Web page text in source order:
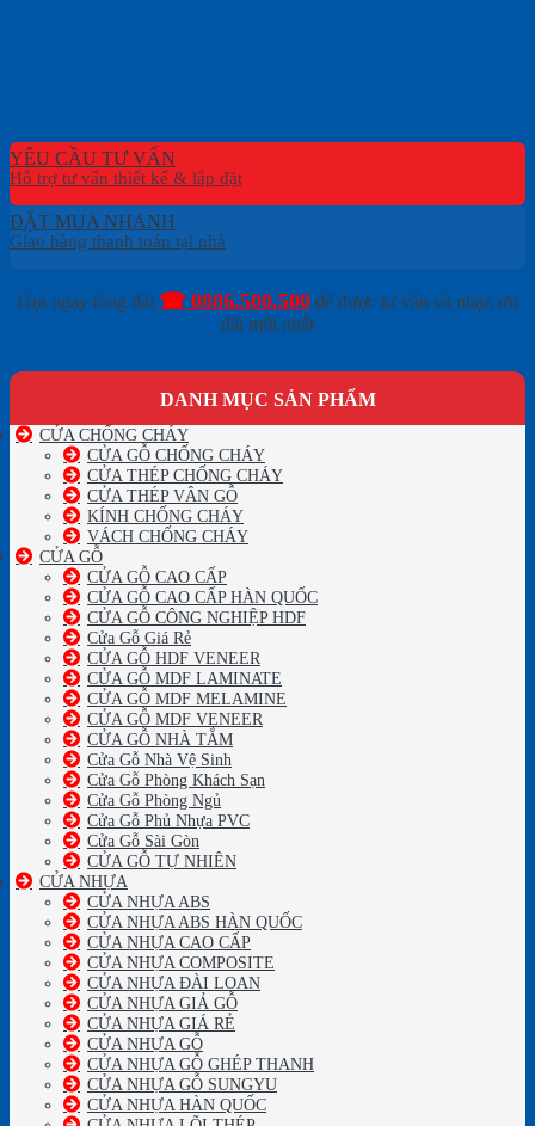
YÊU CẦU TƯ VẤN
ĐẶT MUA NHANH
Gọi ngay tổng đài ☎ 0886.500.500để được tư vấn và nhận ưu
đãi mới nhất
DANH MỤC SẢN PHẨM
CỬA CHỐNG CHÁY
CỬA GỖ CHỐNG CHÁY
CỬA THÉP CHỐNG CHÁY
CỬA THÉP VÂN GỖ
KÍNH CHỐNG CHÁY
VÁCH CHỐNG CHÁY
CỬA GỖ
CỬA GỖ CAO CẤP
CỬA GỖ CAO CẤP HÀN QUỐC
CỬA GỖ CÔNG NGHIỆP HDF
Cửa Gỗ Giá Rẻ
CỬA GỖ HDF VENEER
CỬA GỖ MDF LAMINATE
CỬA GỖ MDF MELAMINE
CỬA GỖ MDF VENEER
CỬA GỖ NHÀ TẮM
Cửa Gỗ Nhà Vệ Sinh
Cửa Gỗ Phòng Khách Sạn
Cửa Gỗ Phòng Ngủ
Cửa Gỗ Phủ Nhựa PVC
Cửa Gỗ Sài Gòn
CỬA GỖ TỰ NHIÊN
CỬA NHỰA
CỬA NHỰA ABS
CỬA NHỰA ABS HÀN QUỐC
CỬA NHỰA CAO CẤP
CỬA NHỰA COMPOSITE
CỬA NHỰA ĐÀI LOAN
CỬA NHỰA GIẢ GỖ
CỬA NHỰA GIÁ RẺ
CỬA NHỰA GỖ
CỬA NHỰA GỖ GHÉP THANH
CỬA NHỰA GỖ SUNGYU
CỬA NHỰA HÀN QUỐC